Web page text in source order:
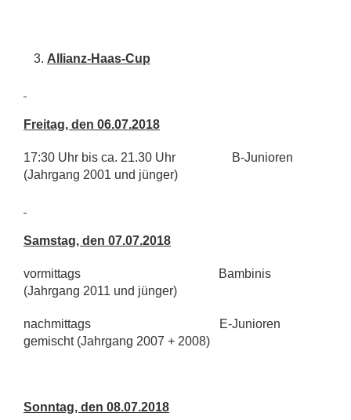
Allianz-Haas-Cup
Freitag, den 06.07.2018
17:30 Uhr bis ca. 21.30 Uhr B-Junioren
(Jahrgang 2001 und jünger)
Samstag, den 07.07.2018
vormittags Bambinis
(Jahrgang 2011 und jünger)
nachmittags E-Junioren
gemischt (Jahrgang 2007 + 2008)
Sonntag, den 08.07.2018